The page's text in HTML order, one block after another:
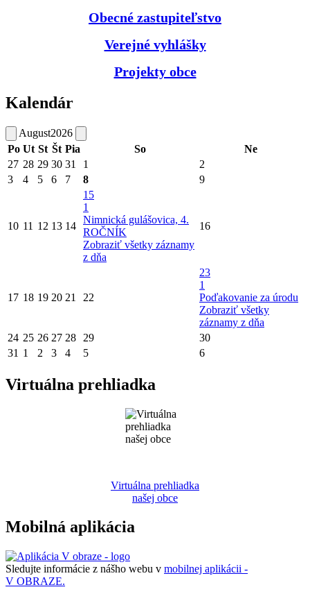
Obecné zastupiteľstvo
Verejné vyhlášky
Projekty obce
Kalendár
August2026
Po Ut St Št Pia So
Ne
27 28 29 30 31 1
2
3
4 5 6 7 8 9
10 11 12 13 14
15
1
Nimnická gulášovica, 4.
ROČNÍK
Zobraziť všetky záznamy
z dňa
16
17 18 19 20 21 22
23
1
Poďakovanie za úrodu
Zobraziť všetky
záznamy z dňa
24 25 26 27 28 29
30
31 1 2 3 4 5 6
Virtuálna prehliadka
Virtuálna prehliadka
našej obce
Mobilná aplikácia
Sledujte informácie z nášho webu v mobilnej aplikácii -
V OBRAZE.